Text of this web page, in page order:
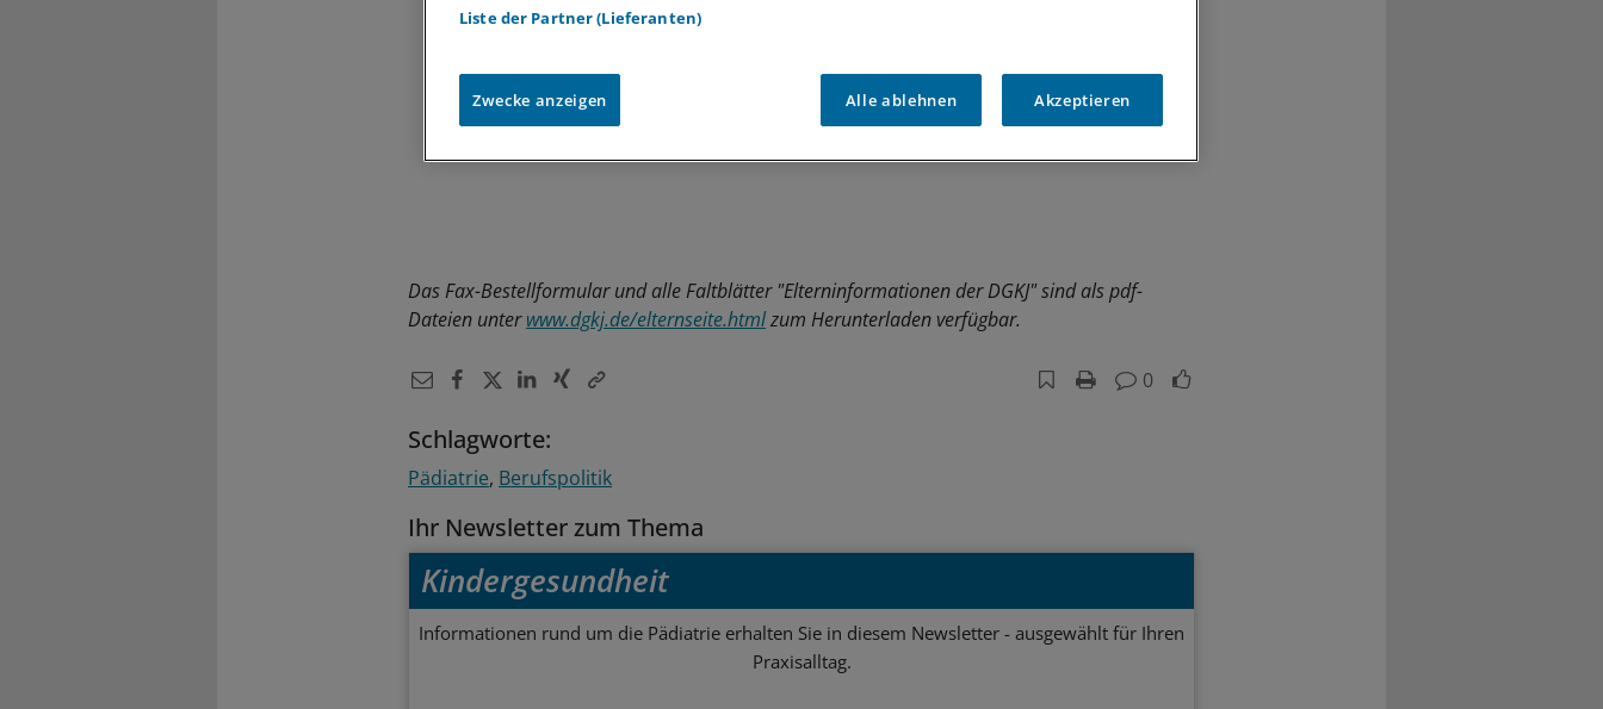
Das Fax-Bestellformular und alle Faltblätter "Elterninformationen der DGKJ" sind als pdf-
Dateien unterwww.dgkj.de/elternseite.htmlzum Herunterladen verfügbar.
0
Schlagworte:
Pädiatrie Berufspolitik
Ihr Newsletter zum Thema
Kindergesundheit
Informationen rund um die Pädiatrie erhalten Sie in diesem Newsletter - ausgewählt für Ihren
Praxisalltag.
Liste der Partner (Lieferanten)
Zwecke anzeigen Alle ablehnen Akzeptieren